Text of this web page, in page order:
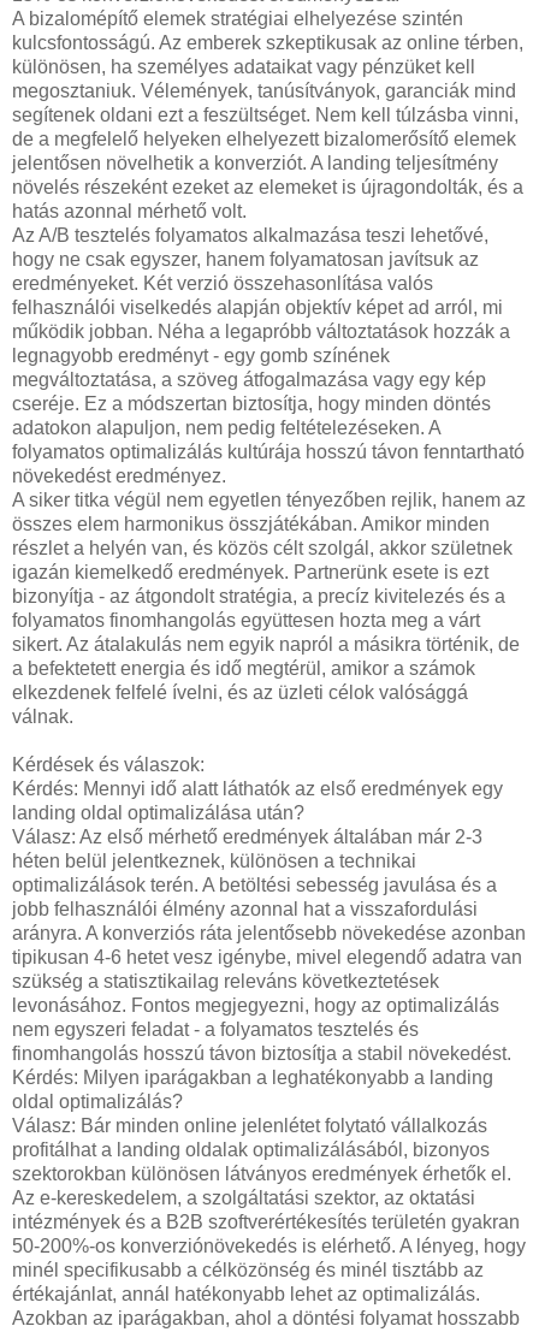
A bizalomépítő elemek stratégiai elhelyezése szintén
kulcsfontosságú. Az emberek szkeptikusak az online térben,
különösen, ha személyes adataikat vagy pénzüket kell
megosztaniuk. Vélemények, tanúsítványok, garanciák mind
segítenek oldani ezt a feszültséget. Nem kell túlzásba vinni,
de a megfelelő helyeken elhelyezett bizalomerősítő elemek
jelentősen növelhetik a konverziót. A landing teljesítmény
növelés részeként ezeket az elemeket is újragondolták, és a
hatás azonnal mérhető volt.
Az A/B tesztelés folyamatos alkalmazása teszi lehetővé,
hogy ne csak egyszer, hanem folyamatosan javítsuk az
eredményeket. Két verzió összehasonlítása valós
felhasználói viselkedés alapján objektív képet ad arról, mi
működik jobban. Néha a legapróbb változtatások hozzák a
legnagyobb eredményt - egy gomb színének
megváltoztatása, a szöveg átfogalmazása vagy egy kép
cseréje. Ez a módszertan biztosítja, hogy minden döntés
adatokon alapuljon, nem pedig feltételezéseken. A
folyamatos optimalizálás kultúrája hosszú távon fenntartható
növekedést eredményez.
A siker titka végül nem egyetlen tényezőben rejlik, hanem az
összes elem harmonikus összjátékában. Amikor minden
részlet a helyén van, és közös célt szolgál, akkor születnek
igazán kiemelkedő eredmények. Partnerünk esete is ezt
bizonyítja - az átgondolt stratégia, a precíz kivitelezés és a
folyamatos finomhangolás együttesen hozta meg a várt
sikert. Az átalakulás nem egyik napról a másikra történik, de
a befektetett energia és idő megtérül, amikor a számok
elkezdenek felfelé ívelni, és az üzleti célok valósággá
válnak.
Kérdések és válaszok:
Kérdés: Mennyi idő alatt láthatók az első eredmények egy
landing oldal optimalizálása után?
Válasz: Az első mérhető eredmények általában már 2-3
héten belül jelentkeznek, különösen a technikai
optimalizálások terén. A betöltési sebesség javulása és a
jobb felhasználói élmény azonnal hat a visszafordulási
arányra. A konverziós ráta jelentősebb növekedése azonban
tipikusan 4-6 hetet vesz igénybe, mivel elegendő adatra van
szükség a statisztikailag releváns következtetések
levonásához. Fontos megjegyezni, hogy az optimalizálás
nem egyszeri feladat - a folyamatos tesztelés és
finomhangolás hosszú távon biztosítja a stabil növekedést.
Kérdés: Milyen iparágakban a leghatékonyabb a landing
oldal optimalizálás?
Válasz: Bár minden online jelenlétet folytató vállalkozás
profitálhat a landing oldalak optimalizálásából, bizonyos
szektorokban különösen látványos eredmények érhetők el.
Az e-kereskedelem, a szolgáltatási szektor, az oktatási
intézmények és a B2B szoftverértékesítés területén gyakran
50-200%-os konverziónövekedés is elérhető. A lényeg, hogy
minél specifikusabb a célközönség és minél tisztább az
értékajánlat, annál hatékonyabb lehet az optimalizálás.
Azokban az iparágakban, ahol a döntési folyamat hosszabb